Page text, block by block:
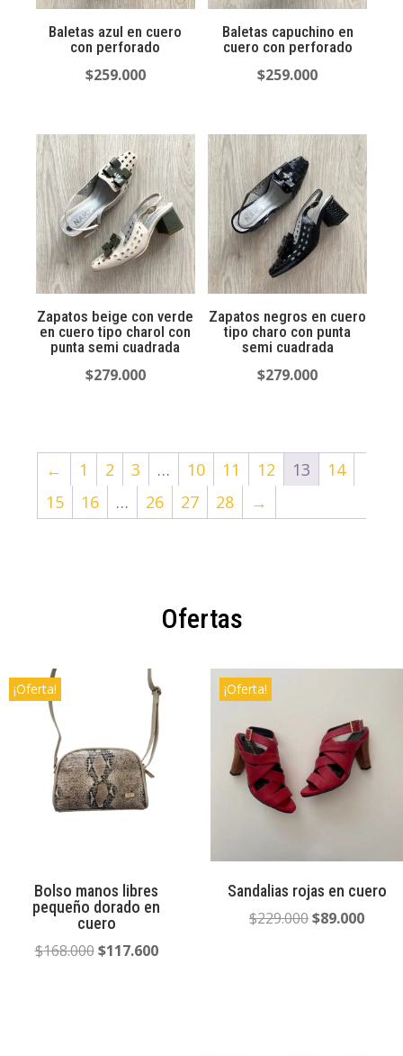
Baletas azul en cuero
con perforado
$259.000
Baletas capuchino en
cuero con perforado
$259.000
Zapatos beige con verde
en cuero tipo charol con
punta semi cuadrada
$279.000
Zapatos negros en cuero
tipo charo con punta
semi cuadrada
$279.000
← 1 2 3 … 10 11 12 13
14
15
16 … 26 27 28 →
Ofertas
¡Oferta!
Bolso manos libres
pequeño dorado en
cuero
$168.000 El
$117.600El
¡Oferta!
Sandalias rojas en cuero
$229.000El
$89.000El